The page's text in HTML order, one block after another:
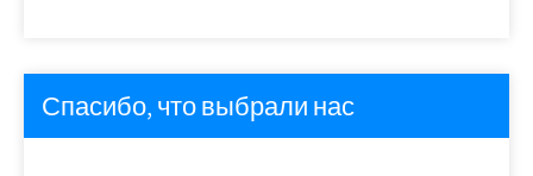
Спасибо, что выбрали нас